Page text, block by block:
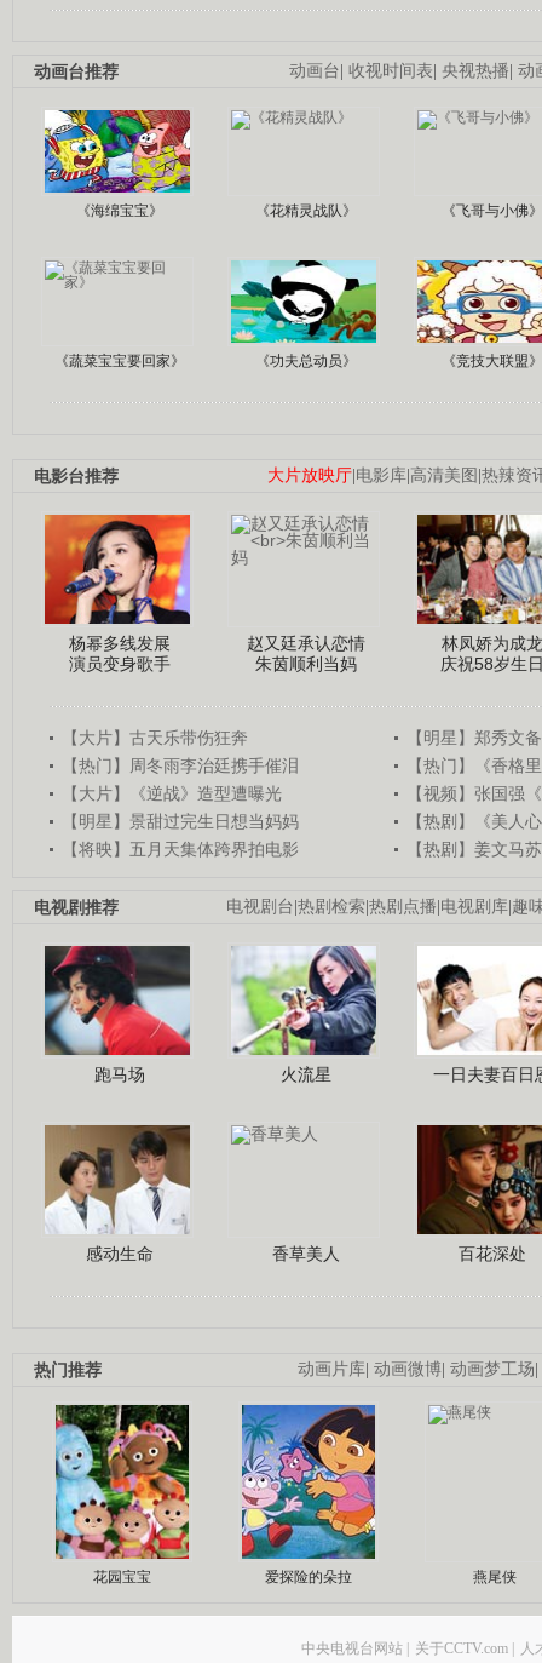
动画台| 收视时间表| 央视热播| 动
动画台推荐
《海绵宝宝》 《花精灵战队》 《飞哥与小佛》
《蔬菜宝宝要回家》 《功夫总动员》 《竞技大联盟》
大片放映厅|电影库|高清美图 |热辣资
电影台推荐
杨幂多线发展
演员变身歌手
赵又廷承认恋情
朱茵顺利当妈
林凤娇为成龙
庆祝58岁生
【大片】古天乐带伤狂奔
【明星】郑秀文
【热门】周冬雨李治廷携手催泪
【热门】《香格
【大片】《逆战》造型遭曝光
【视频】张国强
【明星】景甜过完生日想当妈妈
【热剧】《美人
【将映】五月天集体跨界拍电影
【热剧】姜文马
电视剧台|热剧检索|热剧点播|电视剧库|趣
电视剧推荐
跑马场 火流星 一日夫妻百日
感动生命 香草美人 百花深处
动画片库| 动画微博| 动画梦工场|
热门推荐
花园宝宝 爱探险的朵拉 燕尾侠
中央电视台网站 | 关于CCTV.com | 人